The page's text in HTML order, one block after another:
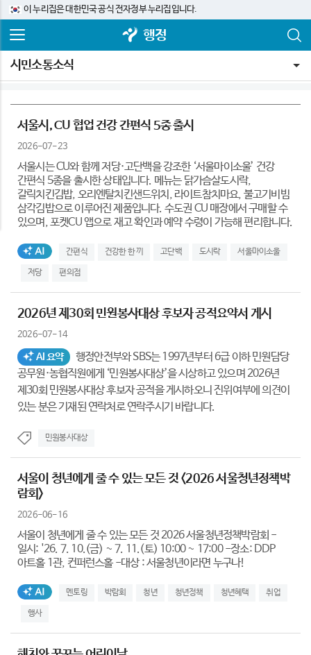
이 누리집은 대한민국 공식 전자정부 누리집입니다.
행정
시민소통소식
서울시, CU 협업 건강 간편식 5종 출시
2026-07-23
서울시는 CU와 함께 저당·고단백을 강조한 ‘서울마이소울’ 건강
간편식 5종을 출시한 상태입니다. 메뉴는 닭가슴살도시락,
갈릭치킨김밥, 오리엔탈치킨샌드위치, 라이트참치마요, 불고기비빔
삼각김밥으로 이루어진 제품입니다. 수도권 CU 매장에서 구매할 수
있으며, 포켓CU 앱으로 재고 확인과 예약 수령이 가능해 편리합니다.
AI생성태그 간편식 건강한 한 끼 고단백 도시락 서울마이소울
저당 편의점
2026년 제30회 민원봉사대상 후보자 공적요약서 게시
2026-07-14
AI 요약
행정안전부와 SBS는 1997년부터 6급 이하 민원담당
공무원·농협직원에게 ‘민원봉사대상’을 시상하고 있으며 2026년
제30회 민원봉사대상 후보자 공적을 게시하오니 진위여부에 의견이
있는 분은 기재된 연락처로 연락주시기 바랍니다.
민원봉사대상
서울이 청년에게 줄 수 있는 모든 것 <2026 서울청년정책박
람회>
2026-06-16
서울이 청년에게 줄 수 있는 모든 것 2026 서울청년정책박람회 -
일시: '26. 7. 10.(금) ~ 7. 11.(토) 10:00 ~ 17:00 -장소: DDP
아트홀 1관, 컨퍼런스홀 -대상 : 서울청년이라면 누구나!
AI생성태그 멘토링 박람회 청년 청년정책 청년혜택 취업
행사